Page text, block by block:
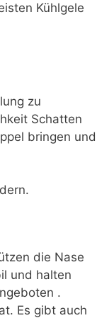
Kühlgele
zu
Schatten
bringen und
die Nase
und halten
.
Es gibt auch